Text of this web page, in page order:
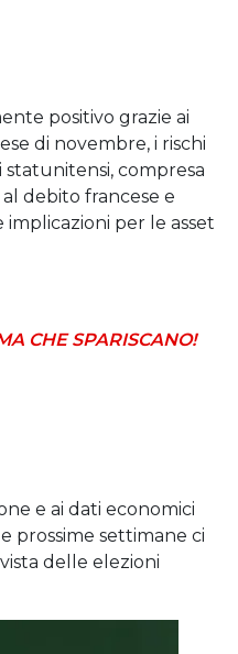
positivo grazie ai
di novembre, i rischi
compresa
debito francese e
per le asset
CHE SPARISCANO!
e ai dati economici
prossime settimane ci
delle elezioni